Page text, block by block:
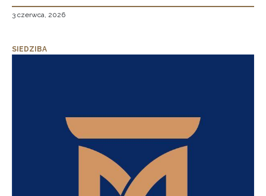
3 czerwca, 2026
SIEDZIBA